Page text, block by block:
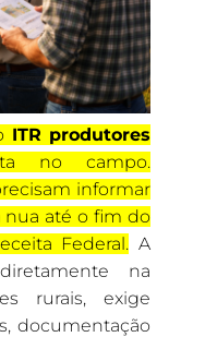
ITR produtores
no campo.
informar
nua até o fim do
Federal. A
na
rurais, exige
documentação